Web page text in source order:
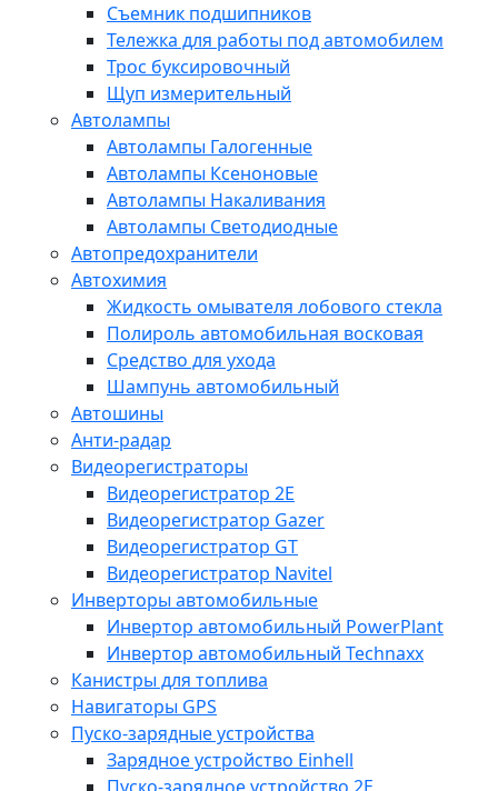
Съемник подшипников
Тележка для работы под автомобилем
Трос буксировочный
Щуп измерительный
Автолампы
Автолампы Галогенные
Автолампы Ксеноновые
Автолампы Накаливания
Автолампы Светодиодные
Автопредохранители
Автохимия
Жидкость омывателя лобового стекла
Полироль автомобильная восковая
Средство для ухода
Шампунь автомобильный
Автошины
Анти-радар
Видеорегистраторы
Видеорегистратор 2E
Видеорегистратор Gazer
Видеорегистратор GT
Видеорегистратор Navitel
Инверторы автомобильные
Инвертор автомобильный PowerPlant
Инвертор автомобильный Technaxx
Канистры для топлива
Навигаторы GPS
Пуско-зарядные устройства
Зарядное устройство Einhell